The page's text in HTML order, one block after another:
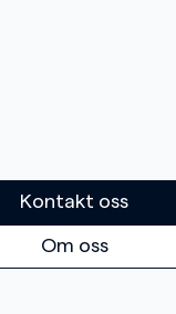
Kontakt oss
Om oss